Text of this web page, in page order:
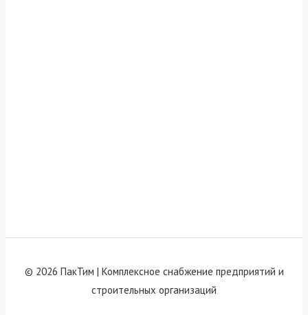
© 2026 ПакТим | Комплексное снабжение предприятий и
строительных организаций